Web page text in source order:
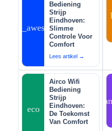
auto_awesome
Bediening
Strijp
Eindhoven:
Slimme
Controle Voor
Comfort
Lees artikel →
eco
Airco Wifi
Bediening
Strijp
Eindhoven:
De Toekomst
Van Comfort